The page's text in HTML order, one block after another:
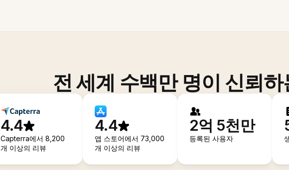
전 세계 수백만 명이 신뢰하
4.4
Capterra에서 8,200
개 이상의 리뷰
4.4
앱 스토어에서 73,000
개 이상의 리뷰
2억 5천만
등록된 사용자